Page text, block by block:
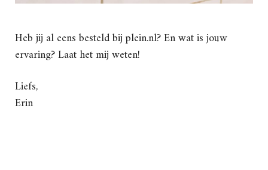
Heb jij al eens besteld bij plein.nl? En wat is jouw
ervaring? Laat het mij weten!
Liefs,
Erin